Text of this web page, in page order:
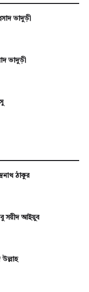
ভাদুড়ী
ভাদুড়ী
ঠাকুর
সয়ীদ আইয়ুব
উল্লাহ